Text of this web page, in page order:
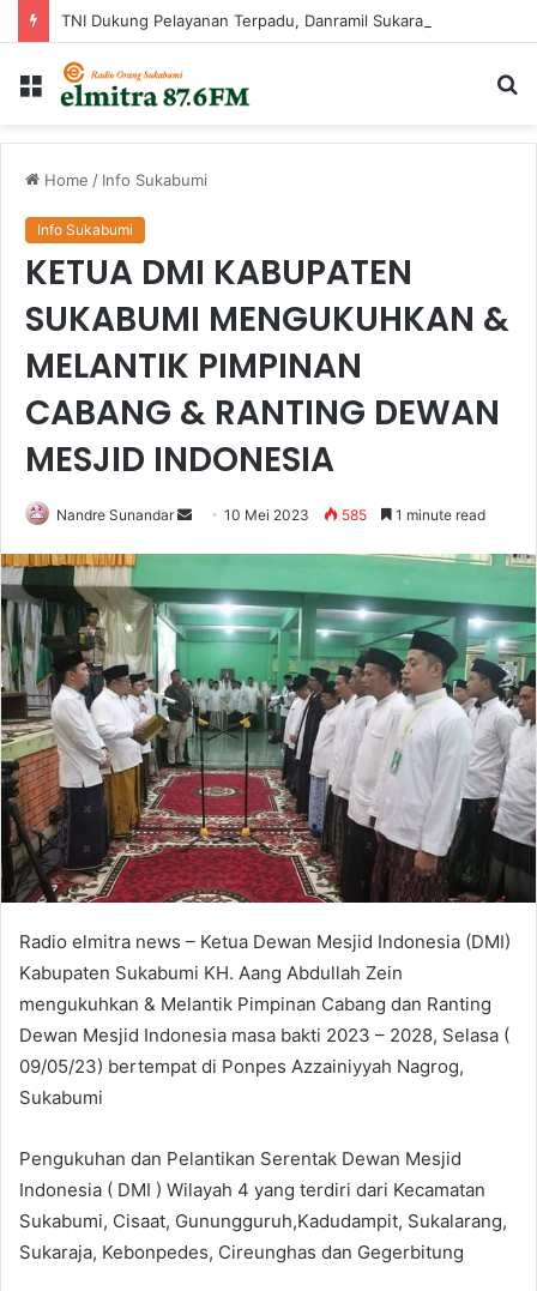
Menu
Home / Info Sukabumi
Info Sukabumi
KETUA DMI KABUPATEN
SUKABUMI MENGUKUHKAN &
MELANTIK PIMPINAN
CABANG & RANTING DEWAN
MESJID INDONESIA
Nandre Sunandar
Send10 Mei 2023 585 1 minute read
Radio elmitra news – Ketua Dewan Mesjid Indonesia (DMI)
Kabupaten Sukabumi KH. Aang Abdullah Zein
mengukuhkan & Melantik Pimpinan Cabang dan Ranting
Dewan Mesjid Indonesia masa bakti 2023 – 2028, Selasa (
09/05/23) bertempat di Ponpes Azzainiyyah Nagrog,
Sukabumi
Pengukuhan dan Pelantikan Serentak Dewan Mesjid
Indonesia ( DMI ) Wilayah 4 yang terdiri dari Kecamatan
Sukabumi, Cisaat, Gunungguruh,Kadudampit, Sukalarang,
Sukaraja, Kebonpedes, Cireunghas dan Gegerbitung